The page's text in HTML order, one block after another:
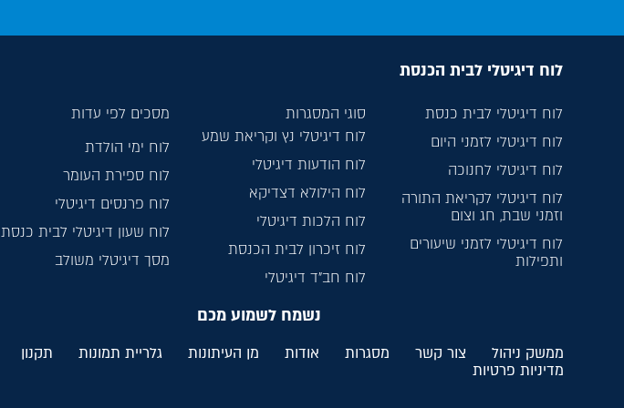
לוח דיגיטלי לבית הכנסת
לוח דיגיטלי לבית כנסת סוגי המסגרות
מסכים לפי עדות
לוח דיגיטלי לזמני היום
לוח דיגיטלי לחנוכה
לוח דיגיטלי לקריאת התורה
וזמני שבת, חג וצום
לוח דיגיטלי לזמני שיעורים
ותפילות
לוח דיגיטלי נץ וקריאת שמע
לוח הודעות דיגיטלי
לוח הילולא דצדיקא
לוח הלכות דיגיטלי
לוח זיכרון לבית הכנסת
לוח חב”ד דיגיטלי
לוח ימי הולדת
לוח ספירת העומר
לוח פרנסים דיגיטלי
לוח שעון דיגיטלי לבית כנסת
מסך דיגיטלי משולב
נשמח לשמוע מכם
ממשק ניהול צור קשר מסגרות אודות מן העיתונות גלריית תמונות
תקנון
מדיניות פרטיות